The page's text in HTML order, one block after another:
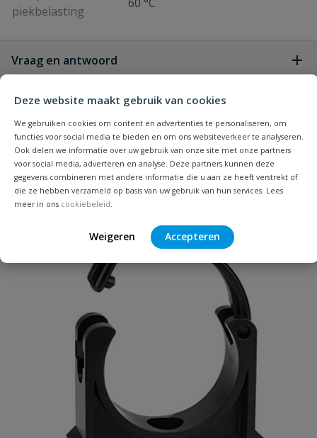
Deze website maakt gebruik van cookies
We gebruiken cookies om content en advertenties te personaliseren, om
functies voor social media te bieden en om ons websiteverkeer te analyseren.
Ook delen we informatie over uw gebruik van onze site met onze partners
voor social media, adverteren en analyse. Deze partners kunnen deze
gegevens combineren met andere informatie die u aan ze heeft verstrekt of
die ze hebben verzameld op basis van uw gebruik van hun services. Lees
meer in ons cookiebeleid
Weigeren Accepteren
piekbelasting
Vraag en antwoord
Heb je zelf ook een vraag over
dit product?
Stel jouw
vraag
Beoordelingen
Schrijf zelf een beoordeling
Je beoordeelt:VDL tyleenkoppeling 32 mm
Samenvatting
Beoordeling
Bijpassende producten